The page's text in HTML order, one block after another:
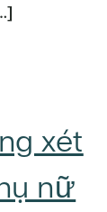
xét
nữ